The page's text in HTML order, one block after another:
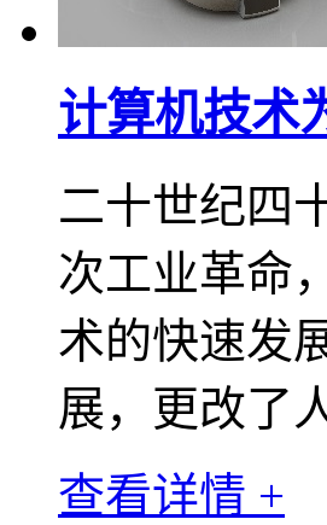
计算机技术
二十世纪四
次工业革命
术的快速发
展，更改了
查看详情 +